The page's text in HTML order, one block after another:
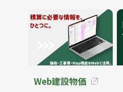
Web建設物価